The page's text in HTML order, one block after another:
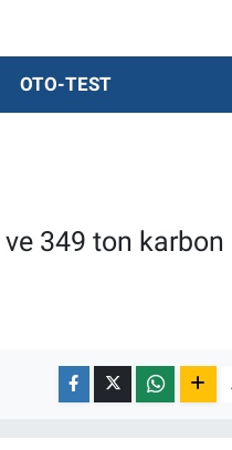
OTO-TEST
349 ton karbon